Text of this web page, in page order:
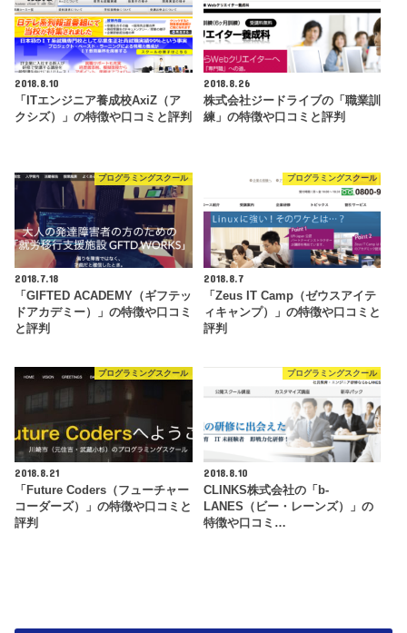
2018.8.10
「ITエンジニア養成校AxiZ（ア
クシズ）」の特徴や口コミと評判
2018.8.26
株式会社ジードライブの「職業訓
練」の特徴や口コミと評判
プログラミングスクール
2018.7.18
「GIFTED ACADEMY（ギフテッ
ドアカデミー）」の特徴や口コミ
と評判
プログラミングスクール
2018.8.7
「Zeus IT Camp（ゼウスアイテ
ィキャンプ）」の特徴や口コミと
評判
プログラミングスクール
2018.8.21
「Future Coders（フューチャー
コーダーズ）」の特徴や口コミと
評判
プログラミングスクール
2018.8.10
CLINKS株式会社の「b-
LANES（ビー・レーンズ）」の
特徴や口コミ…